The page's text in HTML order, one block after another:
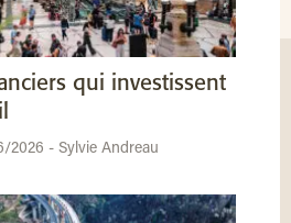
qui investissent
2026 - Sylvie Andreau